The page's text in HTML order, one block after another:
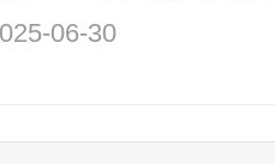
06-30